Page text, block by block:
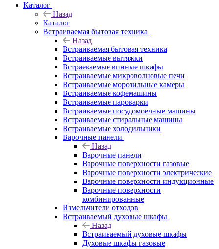
Каталог
Назад
Каталог
Встраиваемая бытовая техника
Назад
Встраиваемая бытовая техника
Встраиваемые вытяжки
Встраеваемые винные шкафы
Встраиваемые микроволновые печи
Встраиваемые морозильные камеры
Встраиваемые кофемашины
Встраиваемые пароварки
Встраиваемые посудомоечные машины
Встраиваемые стиральные машины
Встраиваемые холодильники
Варочные панели
Назад
Варочные панели
Варочные поверхности газовые
Варочные поверхности электрические
Варочные поверхности индукционные
Варочные поверхности
комбинированные
Измельчители отходов
Встраиваемый духовые шкафы
Назад
Встраиваемый духовые шкафы
Духовые шкафы газовые